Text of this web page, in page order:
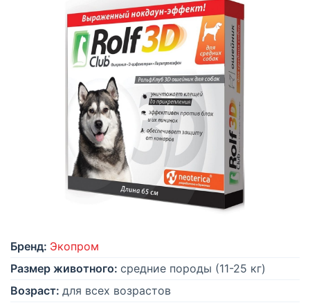
Бренд: Экопром
Размер животного: средние породы (11-25 кг)
Возраст: для всех возрастов